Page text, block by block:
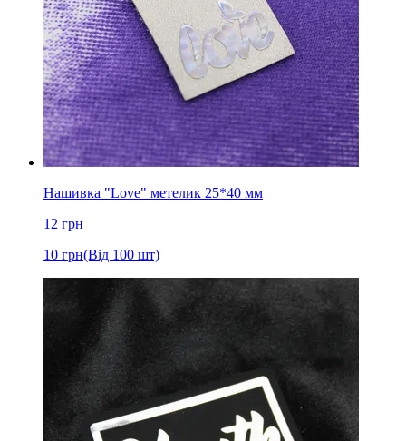
Нашивка "Love" метелик 25*40 мм
12 грн
10 грн(Від 100 шт)